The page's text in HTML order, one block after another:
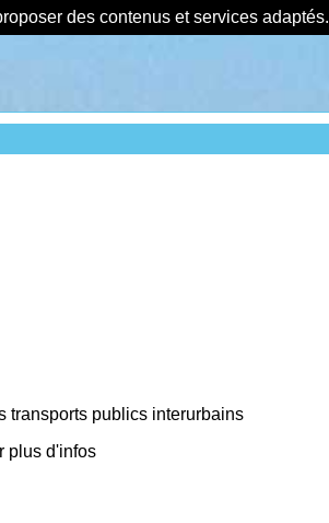
des contenus et services adaptés.
transports publics interurbains
plus d'infos